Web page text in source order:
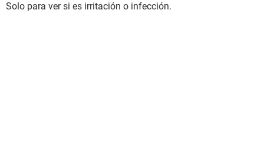
Solo para ver si es irritación o infección.